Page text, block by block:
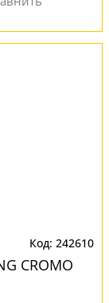
242610
CROMO